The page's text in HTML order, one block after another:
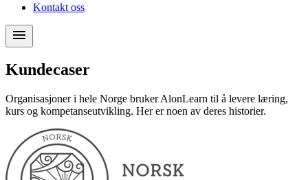
Kontakt oss
menu
Kundecaser
Organisasjoner i hele Norge bruker AlonLearn til å levere læring,
kurs og kompetanseutvikling. Her er noen av deres historier.